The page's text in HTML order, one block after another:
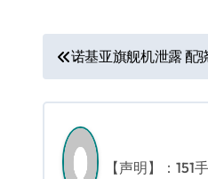
文
章
导
航
诺基亚旗舰机泄露 配
【声明】：